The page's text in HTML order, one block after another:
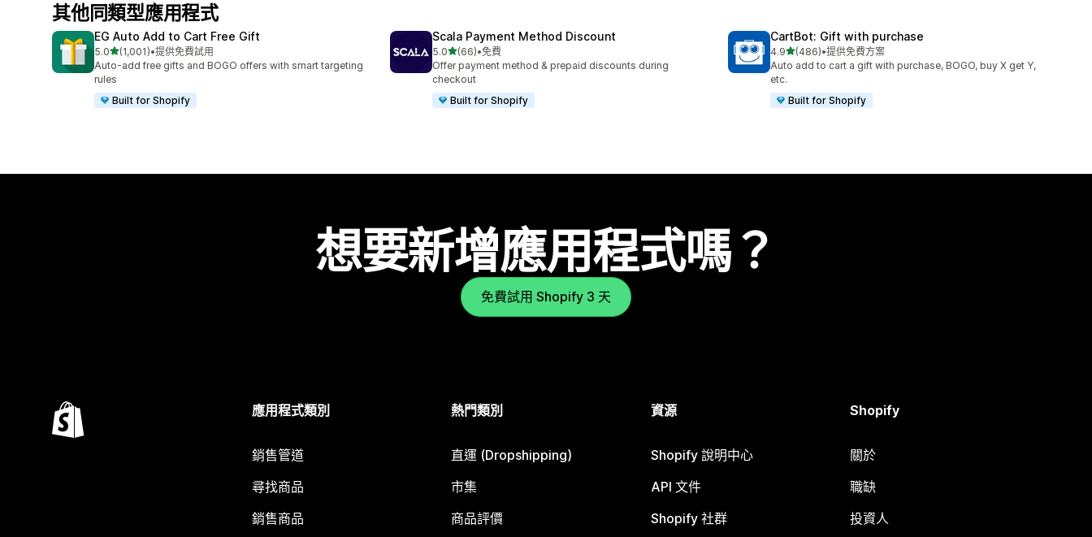
其他同類型應用程式
EG Auto Add to Cart Free Gift
5.0滿分 5 顆星
(1,001)
共有 1001 則評價
•提供免費試用
Auto-add free gifts and BOGO offers with smart targeting
rules
Built for Shopify
Scala Payment Method Discount
5.0滿分 5 顆星
(66)
共有 66 則評價
•免費
Offer payment method & prepaid discounts during
checkout
Built for Shopify
CartBot: Gift with purchase
4.9滿分 5 顆星
(486)
共有 486 則評價
•提供免費方案
Auto add to cart a gift with purchase, BOGO, buy X get Y,
etc.
Built for Shopify
想要新增應用程式嗎？
免費試用 Shopify 3 天
應用程式類別
銷售管道
尋找商品
銷售商品
熱門類別
直運 (Dropshipping)
市集
商品評價
資源
Shopify 說明中心
API 文件
Shopify 社群
Shopify
關於
職缺
投資人